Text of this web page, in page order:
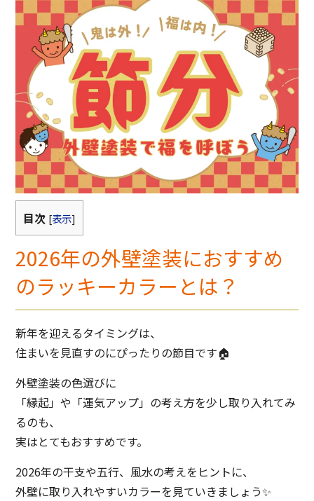
目次 [表示]
2026年の外壁塗装におすすめ
のラッキーカラーとは？
新年を迎えるタイミングは、
住まいを見直すのにぴったりの節目です🏠
外壁塗装の色選びに
「縁起」や「運気アップ」の考え方を少し取り入れてみ
るのも、
実はとてもおすすめです。
2026年の干支や五行、風水の考えをヒントに、
外壁に取り入れやすいカラーを見ていきましょう✨